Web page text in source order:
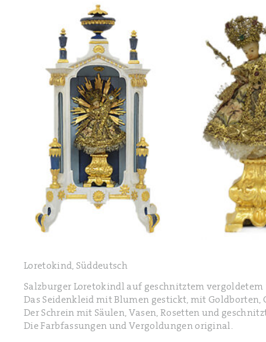
Loretokind, Süddeutsch
Salzburger Loretokindl auf geschnitztem
Das Seidenkleid mit Blumen gestickt, mit
Der Schrein mit Säulen, Vasen, Rosetten und
Die Farbfassungen und Vergoldungen original.